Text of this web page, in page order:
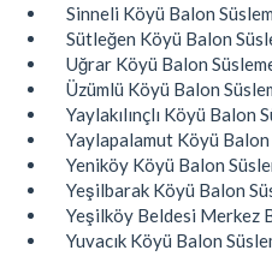
Sinneli Köyü Balon
Sütleğen Köyü Balon
Uğrar Köyü Balon
Üzümlü Köyü Balon
Yaylakılınçlı Köyü Balon
Yaylapalamut Köyü Balon
Yeniköy Köyü Balon
Yeşilbarak Köyü Balon
Yeşilköy Beldesi Merkez
Yuvacık Köyü Balon